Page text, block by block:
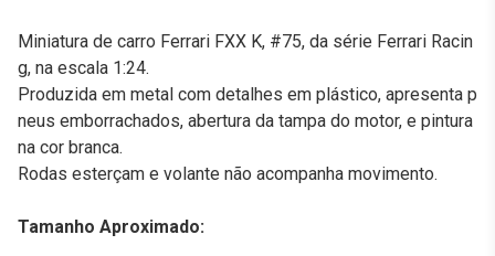
Miniatura de carro Ferrari FXX K, #75, da série Ferrari Racin
g, na escala 1:24.
Produzida em metal com detalhes em plástico, apresenta p
neus emborrachados, abertura da tampa do motor, e pintura
na cor branca.
Rodas esterçam e volante não acompanha movimento.
Tamanho Aproximado: